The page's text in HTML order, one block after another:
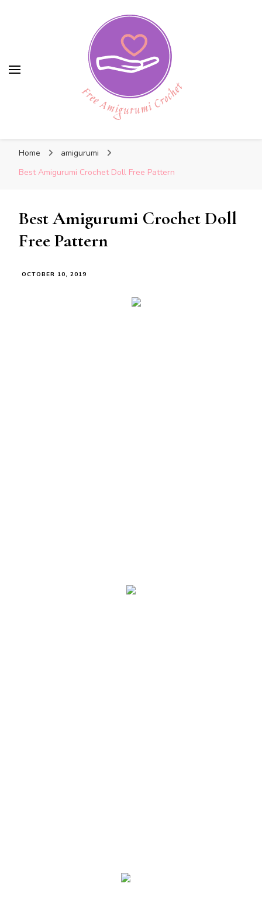
Free Amigurumi Crochet
Home
amigurumi
Best Amigurumi Crochet Doll Free Pattern
Best Amigurumi Crochet Doll
Free Pattern
OCTOBER 10, 2019